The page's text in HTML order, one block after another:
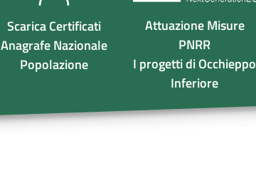
Scarica Certificati
Anagrafe Nazionale
Popolazione
Attuazione Misure
PNRR
I progetti di Occhieppo
Inferiore